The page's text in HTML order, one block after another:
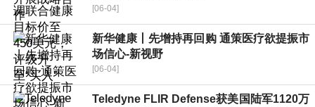
[06-04]
新华健康丨先增持再回购 通策医疗欲提振市
场信心-新视野
[06-04]
Teledyne FLIR Defense获美国陆军1120万